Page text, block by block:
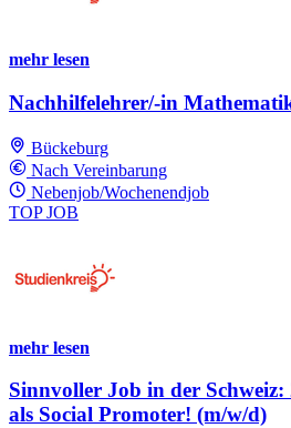
mehr lesen
Nachhilfelehrer/-in
Bückeburg
Nach Vereinbarung
Nebenjob/Wochenendjob
TOP JOB
mehr lesen
Sinnvoller Job in der
als Social Promoter! (m/w/d)